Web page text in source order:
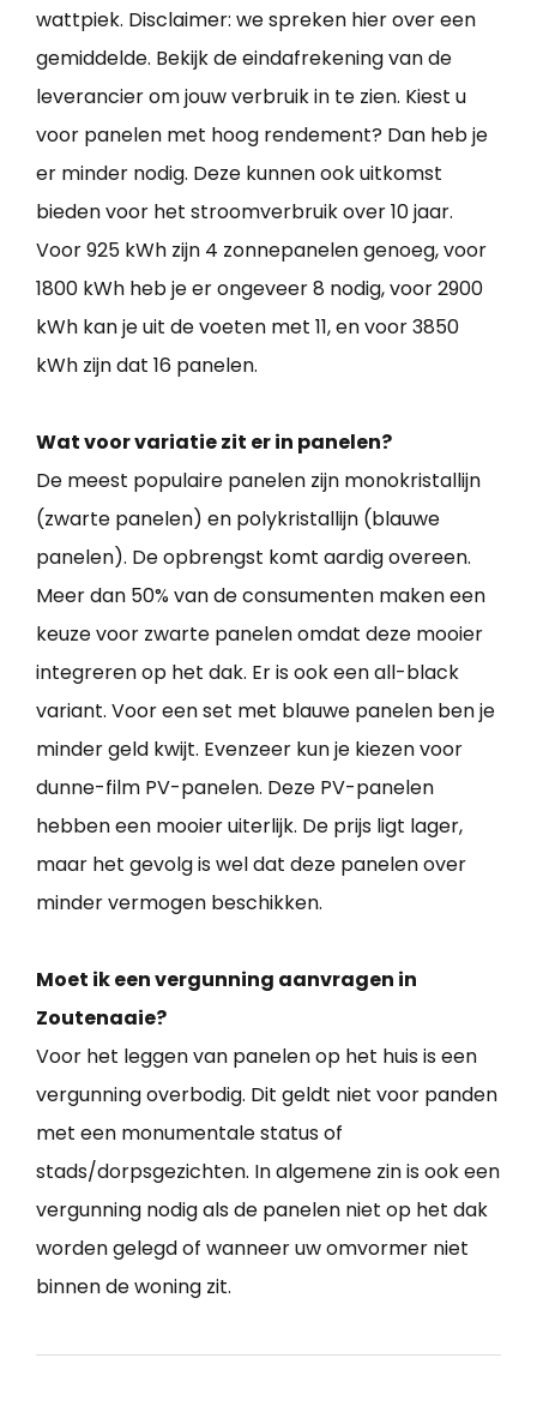
wattpiek. Disclaimer: we spreken hier over een
gemiddelde. Bekijk de eindafrekening van de
leverancier om jouw verbruik in te zien. Kiest u
voor panelen met hoog rendement? Dan heb je
er minder nodig. Deze kunnen ook uitkomst
bieden voor het stroomverbruik over 10 jaar.
Voor 925 kWh zijn 4 zonnepanelen genoeg, voor
1800 kWh heb je er ongeveer 8 nodig, voor 2900
kWh kan je uit de voeten met 11, en voor 3850
kWh zijn dat 16 panelen.
Wat voor variatie zit er in panelen?
De meest populaire panelen zijn monokristallijn
(zwarte panelen) en polykristallijn (blauwe
panelen). De opbrengst komt aardig overeen.
Meer dan 50% van de consumenten maken een
keuze voor zwarte panelen omdat deze mooier
integreren op het dak. Er is ook een all-black
variant. Voor een set met blauwe panelen ben je
minder geld kwijt. Evenzeer kun je kiezen voor
dunne-film PV-panelen. Deze PV-panelen
hebben een mooier uiterlijk. De prijs ligt lager,
maar het gevolg is wel dat deze panelen over
minder vermogen beschikken.
Moet ik een vergunning aanvragen in
Zoutenaaie?
Voor het leggen van panelen op het huis is een
vergunning overbodig. Dit geldt niet voor panden
met een monumentale status of
stads/dorpsgezichten. In algemene zin is ook een
vergunning nodig als de panelen niet op het dak
worden gelegd of wanneer uw omvormer niet
binnen de woning zit.